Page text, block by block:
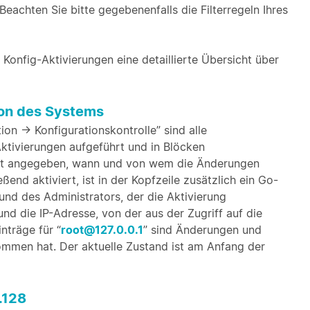
Sie bitte gegebenenfalls die Filterregeln Ihres
Aktivierungen eine detaillierte Übersicht über
des Systems
-> Konfigurationskontrolle” sind alle
aufgeführt und in Blöcken
wann und von wem die Änderungen
aktiviert, ist in der Kopfzeile zusätzlich ein Go-
des Administrators, der die Aktivierung
die IP-Adresse, von der aus der Zugriff auf die
für “root@127.0.0.1” sind Änderungen und
hat. Der aktuelle Zustand ist am Anfang der